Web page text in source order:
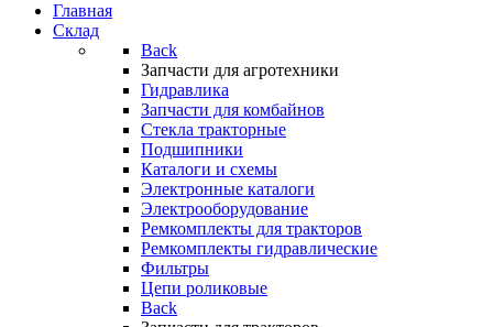
Главная
Склад
Back
Запчасти для агротехники
Гидравлика
Запчасти для комбайнов
Стекла тракторные
Подшипники
Каталоги и схемы
Электронные каталоги
Электрооборудование
Ремкомплекты для тракторов
Ремкомплекты гидравлические
Фильтры
Цепи роликовые
Back